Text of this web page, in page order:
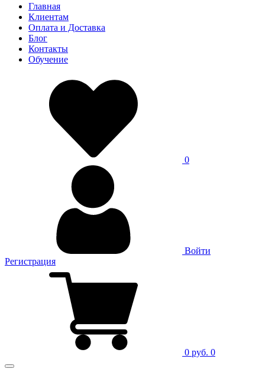
Главная
Клиентам
Оплата и Доставка
Блог
Контакты
Обучение
0
Войти
Регистрация
0 руб. 0